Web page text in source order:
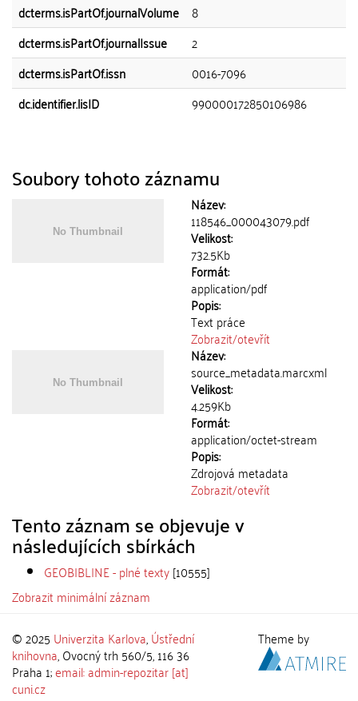
dcterms.isPartOf.journalVolume 8
dcterms.isPartOf.journalIssue
2
dcterms.isPartOf.issn
0016-7096
dc.identifier.lisID
990000172850106986
Soubory tohoto záznamu
Název:
118546_000043079.pdf
Velikost:
732.5Kb
Formát:
application/pdf
Popis:
Text práce
Zobrazit/otevřít
Název:
source_metadata.marcxml
Velikost:
4.259Kb
Formát:
application/octet-stream
Popis:
Zdrojová metadata
Zobrazit/otevřít
Tento záznam se objevuje v
následujících sbírkách
GEOBIBLINE - plné texty[10555]
Zobrazit minimální záznam
© 2025 Univerzita Karlova,Ústřední
knihovna, Ovocný trh 560/5, 116 36
Praha 1;email: admin-repozitar [at]
cuni.cz
Theme by